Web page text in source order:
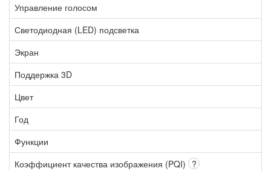
Управление голосом
Светодиодная (LED) подсветка
Экран
Поддержка 3D
Цвет
Год
Функции
Коэффициент качества изображения (PQI) ?